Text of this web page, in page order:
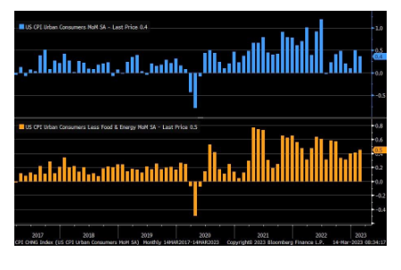
месяц к месяцу. Данные Bloomberg